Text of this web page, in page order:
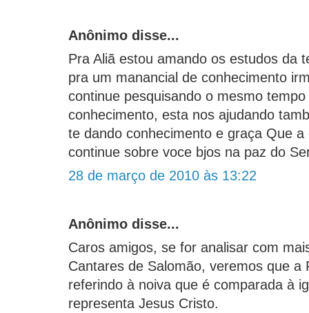
Anônimo disse...
Pra Aliã estou amando os estudos da
pra um manancial de conhecimento
continue pesquisando o mesmo
conhecimento, esta nos ajudando
te dando conhecimento e graça Que
continue sobre voce bjos na paz do
28 de março de 2010 às 13:22
Anônimo disse...
Caros amigos, se for analisar com
Cantares de Salomão, veremos que a
referindo à noiva que é comparada à
representa Jesus Cristo.